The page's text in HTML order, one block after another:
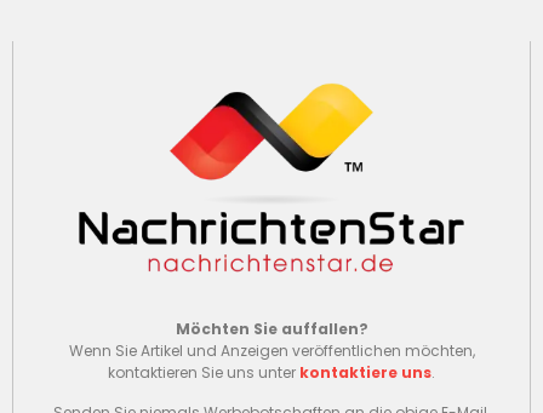
Möchten Sie auffallen?
Wenn Sie Artikel und Anzeigen veröffentlichen möchten,
kontaktieren Sie uns unter kontaktiere uns.